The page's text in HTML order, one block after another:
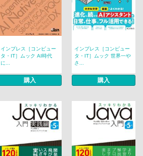
インプレス［コンピュー
タ・IT］ムック AI時代
に...
購入
インプレス［コンピュー
タ・IT］ムック 世界一や
さ...
購入